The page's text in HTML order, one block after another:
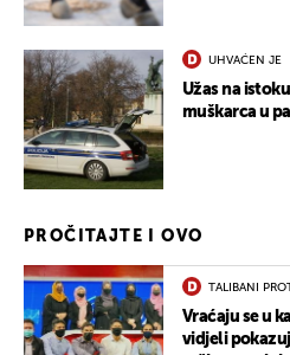
UHVAĆEN JE
Užas na
muškarca u
PROČITAJTE I OVO
TALIBANI
Vraćaju se u
vidjeli